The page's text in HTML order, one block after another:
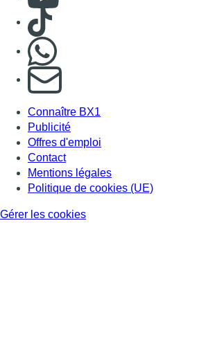
Consulter TikTok
S'abonner à notre newsletter
Connaître BX1
Publicité
Offres d'emploi
Contact
Mentions légales
Politique de cookies (UE)
Gérer les cookies